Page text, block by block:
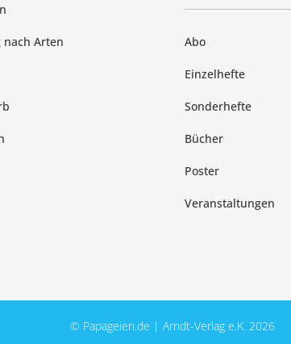
nach Arten Abo
Einzelhefte
Sonderhefte
Bücher
Poster
Veranstaltungen
© Papageien.de | Arndt-Verlag e.K. 2026